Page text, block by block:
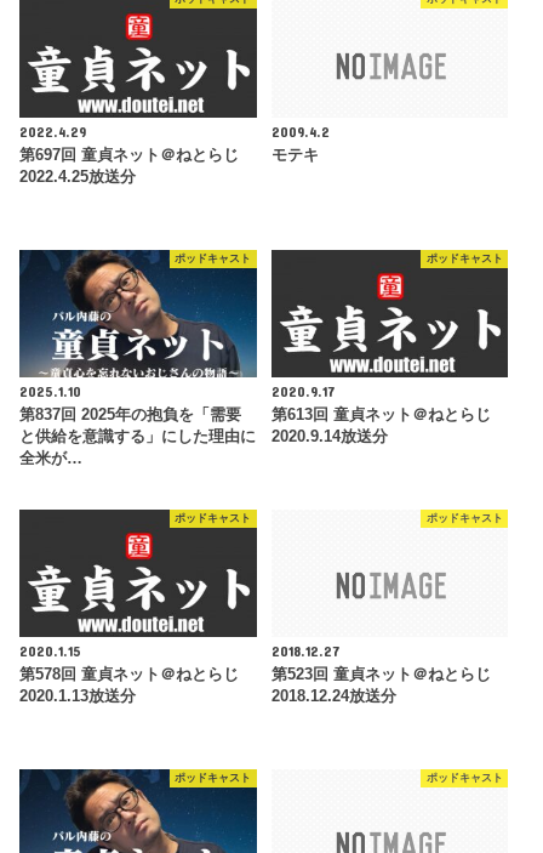
2022.4.29
第697回 童貞ネット＠ねとらじ
2022.4.25放送分
2009.4.2
モテキ
ポッドキャスト
2025.1.10
第837回 2025年の抱負を「需要
と供給を意識する」にした理由に
全米が…
ポッドキャスト
2020.9.17
第613回 童貞ネット＠ねとらじ
2020.9.14放送分
ポッドキャスト
2020.1.15
第578回 童貞ネット＠ねとらじ
2020.1.13放送分
ポッドキャスト
2018.12.27
第523回 童貞ネット＠ねとらじ
2018.12.24放送分
ポッドキャスト ポッドキャスト